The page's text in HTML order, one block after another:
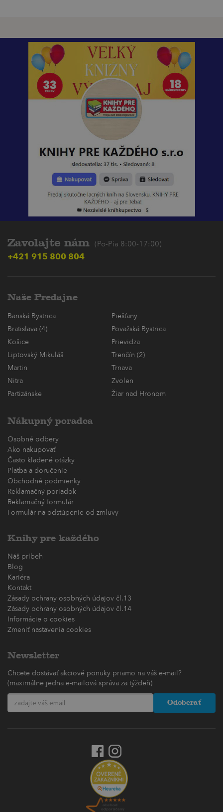
Zavolajte nám (Po-Pia 8:00-17:00)
+421 915 800 804
Naše Predajne
Banská Bystrica
Piešťany
Bratislava (4)
Považská Bystrica
Košice
Prievidza
Liptovský Mikuláš
Trenčín (2)
Martin
Trnava
Nitra
Zvolen
Partizánske
Žiar nad Hronom
Nákupný poradca
Osobné odbery
Ako nakupovať
Často kladené otázky
Platba a doručenie
Obchodné podmienky
Reklamačný poriadok
Reklamačný formulár
Formulár na odstúpenie od zmluvy
Knihy pre každého
Náš príbeh
Blog
Kariéra
Kontakt
Zásady ochrany osobných údajov čl.13
Zásady ochrany osobných údajov čl.14
Informácie o cookies
Zmeniť nastavenia cookies
Newsletter
Chcete dostávať akciové ponuky priamo na váš e-mail?
(maximálne jedna e-mailová správa za týždeň)
Odoberať